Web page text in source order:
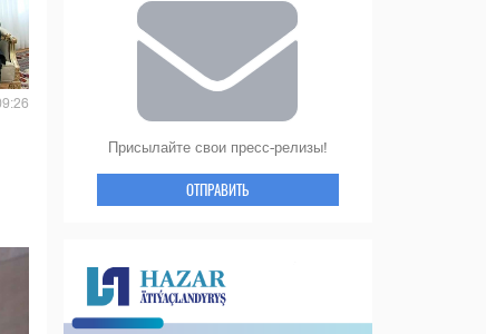
Присылайте свои пресс-релизы!
ОТПРАВИТЬ